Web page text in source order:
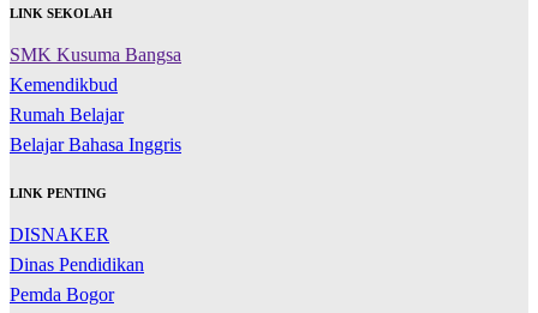
LINK SEKOLAH
SMK Kusuma Bangsa
Kemendikbud
Rumah Belajar
Belajar Bahasa Inggris
LINK PENTING
DISNAKER
Dinas Pendidikan
Pemda Bogor